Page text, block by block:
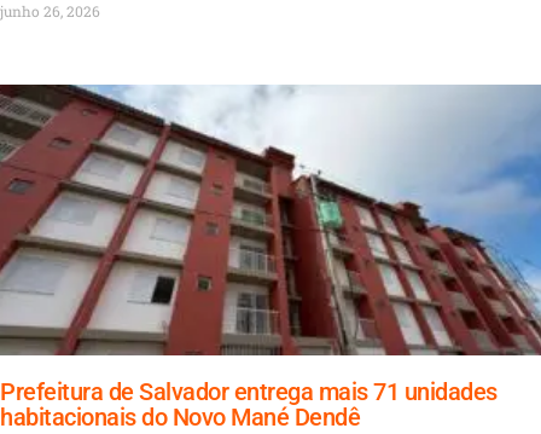
junho 26, 2026
Prefeitura de Salvador entrega mais 71 unidades
habitacionais do Novo Mané Dendê